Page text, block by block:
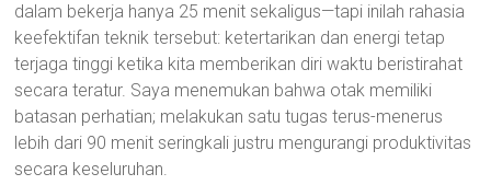
dalam bekerja hanya 25 menit sekaligus—tapi inilah rahasia
keefektifan teknik tersebut: ketertarikan dan energi tetap
terjaga tinggi ketika kita memberikan diri waktu beristirahat
secara teratur. Saya menemukan bahwa otak memiliki
batasan perhatian; melakukan satu tugas terus-menerus
lebih dari 90 menit seringkali justru mengurangi produktivitas
secara keseluruhan.